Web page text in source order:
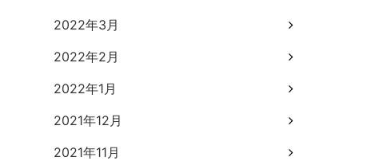
2022年3月
2022年2月
2022年1月
2021年12月
2021年11月